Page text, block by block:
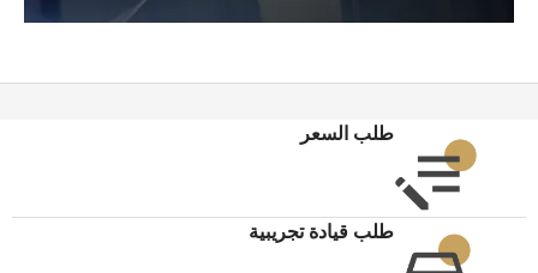
طلب السعر
طلب قيادة تجريبية